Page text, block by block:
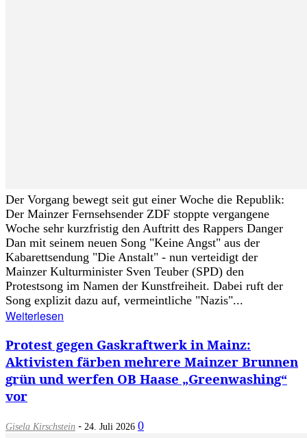
Der Vorgang bewegt seit gut einer Woche die Republik:
Der Mainzer Fernsehsender ZDF stoppte vergangene
Woche sehr kurzfristig den Auftritt des Rappers Danger
Dan mit seinem neuen Song "Keine Angst" aus der
Kabarettsendung "Die Anstalt" - nun verteidigt der
Mainzer Kulturminister Sven Teuber (SPD) den
Protestsong im Namen der Kunstfreiheit. Dabei ruft der
Song explizit dazu auf, vermeintliche "Nazis"...
Weiterlesen
Protest gegen Gaskraftwerk in Mainz:
Aktivisten färben mehrere Mainzer Brunnen
grün und werfen OB Haase „Greenwashing“
vor
Gisela Kirschstein - 24. Juli 2026 0